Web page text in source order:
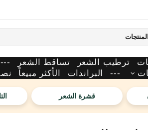
ترطيب الشعر تساقط الشعر ---
--- البراندات الأكثر مبيعاً
قشرة الشعر